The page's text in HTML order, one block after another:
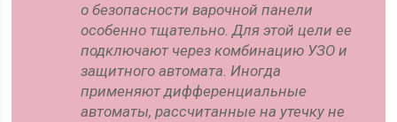
о безопасности варочной панели
особенно тщательно. Для этой цели ее
подключают через комбинацию УЗО и
защитного автомата. Иногда
применяют дифференциальные
автоматы, рассчитанные на утечку не